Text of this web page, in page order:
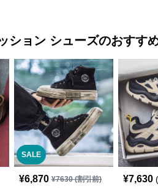
ション シューズのおすす
SALE
¥6,870 ¥7630(割引前) ¥7,630